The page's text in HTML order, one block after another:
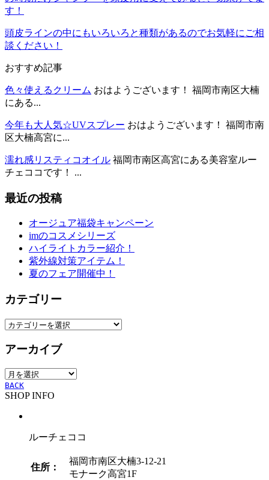
す！
頭皮ラインの中にもいろいろと種類があるのでお気軽にご相
談ください！
おすすめ記事
色々使えるクリーム おはようございます！ 福岡市南区大楠
にある...
今年も大人気☆UVスプレー おはようございます！ 福岡市南
区大楠高宮に...
濡れ感リスティコオイル 福岡市南区高宮にある美容室ルー
チェココです！ ...
最近の投稿
オージュア福袋キャンペーン
imのコスメシリーズ
ハイライトカラー紹介！
紫外線対策アイテム！
夏のフェア開催中！
カテゴリー
カ
ゴ
ー
アーカイブ
ア
ー
カ
BACK
SHOP INFO
ルーチェココ
住所：
福岡市南区大楠3-12-21
モナーク高宮1F